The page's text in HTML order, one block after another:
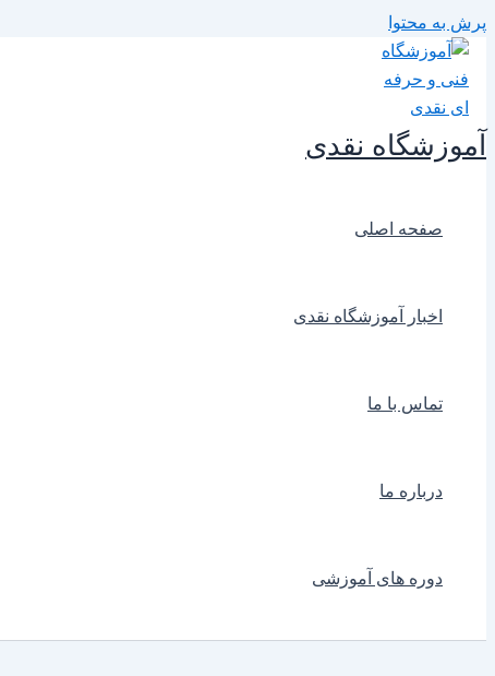
پرش به محتوا
آموزشگاه نقدی
صفحه اصلی
اخبار آموزشگاه نقدی
تماس با ما
درباره ما
دوره های آموزشی